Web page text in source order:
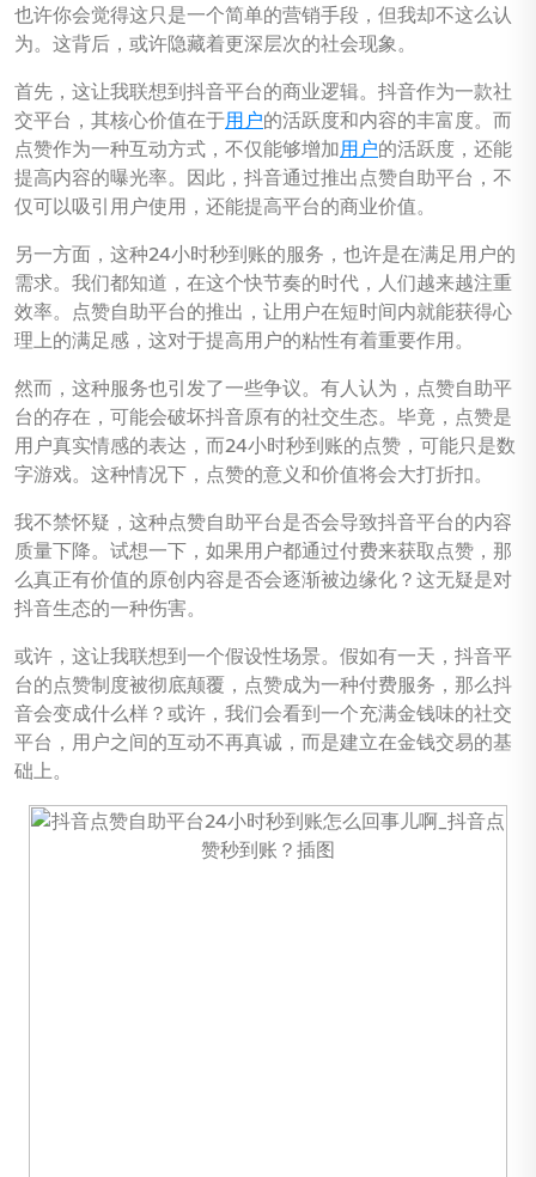
也许你会觉得这只是一个简单的营销手段，但我却不这么认
为。这背后，或许隐藏着更深层次的社会现象。
首先，这让我联想到抖音平台的商业逻辑。抖音作为一款社
交平台，其核心价值在于用户的活跃度和内容的丰富度。而
点赞作为一种互动方式，不仅能够增加用户的活跃度，还能
提高内容的曝光率。因此，抖音通过推出点赞自助平台，不
仅可以吸引用户使用，还能提高平台的商业价值。
另一方面，这种24小时秒到账的服务，也许是在满足用户的
需求。我们都知道，在这个快节奏的时代，人们越来越注重
效率。点赞自助平台的推出，让用户在短时间内就能获得心
理上的满足感，这对于提高用户的粘性有着重要作用。
然而，这种服务也引发了一些争议。有人认为，点赞自助平
台的存在，可能会破坏抖音原有的社交生态。毕竟，点赞是
用户真实情感的表达，而24小时秒到账的点赞，可能只是数
字游戏。这种情况下，点赞的意义和价值将会大打折扣。
我不禁怀疑，这种点赞自助平台是否会导致抖音平台的内容
质量下降。试想一下，如果用户都通过付费来获取点赞，那
么真正有价值的原创内容是否会逐渐被边缘化？这无疑是对
抖音生态的一种伤害。
或许，这让我联想到一个假设性场景。假如有一天，抖音平
台的点赞制度被彻底颠覆，点赞成为一种付费服务，那么抖
音会变成什么样？或许，我们会看到一个充满金钱味的社交
平台，用户之间的互动不再真诚，而是建立在金钱交易的基
础上。